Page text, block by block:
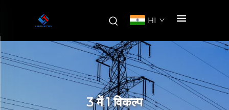
HI
3 में 1 विकल्प